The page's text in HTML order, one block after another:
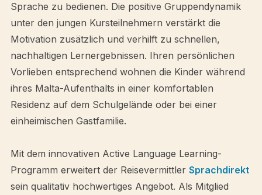
Sprache zu bedienen. Die positive Gruppendynamik
unter den jungen Kursteilnehmern verstärkt die
Motivation zusätzlich und verhilft zu schnellen,
nachhaltigen Lernergebnissen. Ihren persönlichen
Vorlieben entsprechend wohnen die Kinder während
ihres Malta-Aufenthalts in einer komfortablen
Residenz auf dem Schulgelände oder bei einer
einheimischen Gastfamilie.
Mit dem innovativen Active Language Learning-
Programm erweitert der Reisevermittler Sprachdirekt
sein qualitativ hochwertiges Angebot. Als Mitglied